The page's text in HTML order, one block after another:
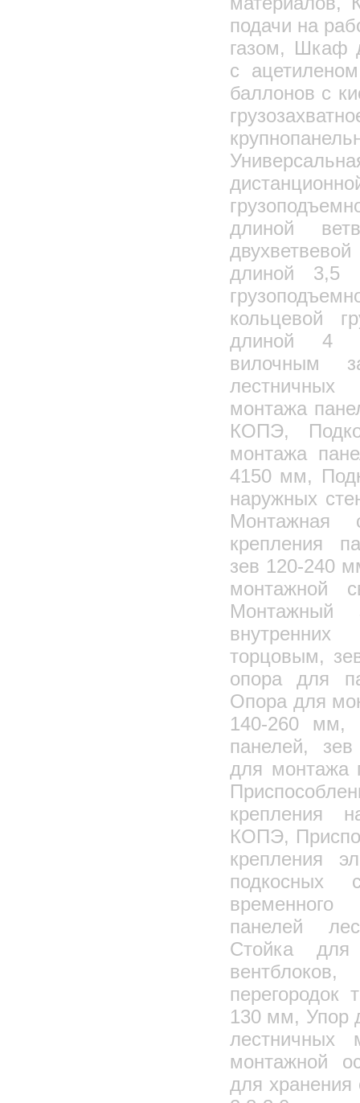
подачи на
газом, Шкаф
с
баллонов с
длиной
длиной 3,5
кольцевой
длиной 4
вилочным
монтажа
КОПЭ,
монтажа
4150 мм,
наружных
Монтажная
крепления
зев 120-240
монтажной
Монтажный
торцовым,
опора для
Опора для
140-260 мм,
панелей,
для монтажа
крепления
КОПЭ,
крепления
подкосных
панелей
Стойка для
130 мм, Упор
лестничных
монтажной
для